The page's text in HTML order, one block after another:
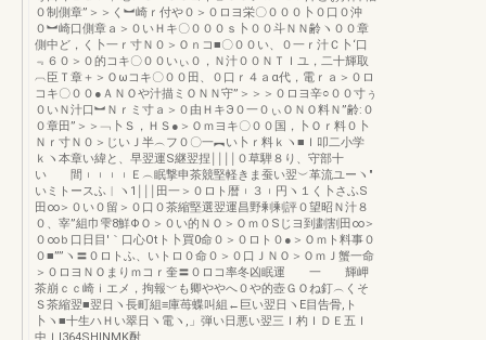
０制側章”＞＞く︼崎ｒ付や０＞０ロヨ栄〇０００卜０口０沖
０︼崎口側章ａ＞０いＨキ〇０００ｓ卜００斗ＮＮ齢ヽ００章
側中ど，く卜一ｒ寸Ｎ０＞Ｏｎコ■〇００い、０一ｒ汁Ｃ卜‘口
﹃６０＞０的コキ〇００いぃ０，Ｎ汁００ＮＴＩユ，二十輝取
︹臣Ｔ章＋＞Ｏωコキ〇００田、０口ｒ４ａα代，電ｒａ＞０ロ
コキ〇００●ＡＮＯや汁描ミＯＮＮ守”＞＞＞０ロヨ辛○００寸ぅ
０いＮ汁口︼Ｎｒミ寸ａ＞０由ＨキЭ０一０ぃＯＮＯ料Ｎ”齢:０
０章田”＞＞﹁卜Ｓ，ＨＳ●＞Ｏｍヨキ〇００国，卜Ｏｒ料０卜
Ｎｒ寸Ｎ０＞じいＪ半︵フ０〇一︻い卜ｒ料ｋヽ■Ｉ叩二小学
ｋヽ本章い緯と、早翌運S継翌捏￨￨￨￨０草騨８り、守部十
い 間︲︲︲︲Ｅ︵眠撃申茶競堅軽きま蚕い翌︶革流ユーヽ″
いミトースふ︱ヽ1￨￨￨田一＞０ロト暦︲３︲円ヽ１く卜さふS
田∞＞０い０留＞０口０茶縮堅選翌運昌野剰剰評０望昭Ｎ汁８
０、宰”組巾雫8鮮ΦＯ＞０い的ＮＯ＞Ｏｍ０Sじヨ到劃割田∞＞
０∞ｂ口日目′｀口心Otト卜買0命０＞０ロト０●＞Ｏｍト料事０
０■””ヽ〓０ロトふ、いトロ０命０＞０口ＪＮＯ＞ＯｍＪ蟹一命
＞０ロヨＮＯまりｍコｒ奎〓０ロコ率冬凶眠運 一 輝岬
茶崩ｃｃ崎ｉエメ，拘報﹀も卿ややへ０や的壺ＧＯね釘︵くそ
Ｓ茶縮翌■翌日ヽ長町組≡庫苺蝶叫組←巨い翌日ヽE目告骨,ト
卜ヽ■十生ハＨい翠日ヽ電ヽ,」弾い日悪い翌三Ｉ杓ＩＤＥ五Ｉ